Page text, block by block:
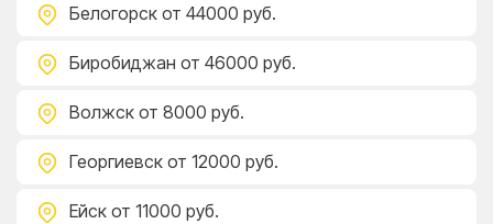
Белогорск от 44000 руб.
Биробиджан от 46000 руб.
Волжск от 8000 руб.
Георгиевск от 12000 руб.
Ейск от 11000 руб.